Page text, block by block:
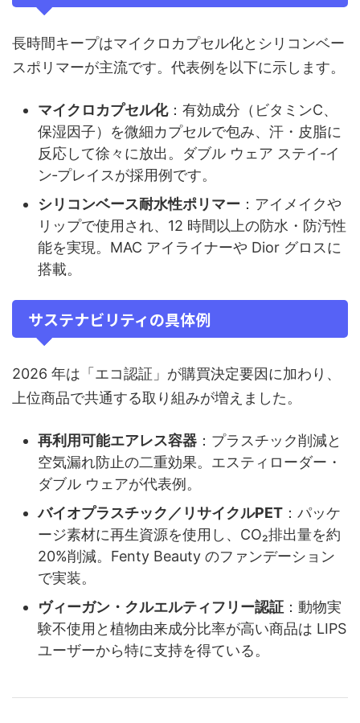
長時間キープはマイクロカプセル化とシリコンベー
スポリマーが主流です。代表例を以下に示します。
マイクロカプセル化：有効成分（ビタミンC、
保湿因子）を微細カプセルで包み、汗・皮脂に
反応して徐々に放出。ダブル ウェア ステイ‑イ
ン‑プレイスが採用例です。
シリコンベース耐水性ポリマー ：アイメイクや
リップで使用され、12 時間以上の防水・防汚性
能を実現。MAC アイライナーや Dior グロスに
搭載。
サステナビリティの具体例
2026 年は「エコ認証」が購買決定要因に加わり、
上位商品で共通する取り組みが増えました。
再利用可能エアレス容器 ：プラスチック削減と
空気漏れ防止の二重効果。エスティローダー・
ダブル ウェアが代表例。
バイオプラスチック／リサイクルPET ：パッケ
ージ素材に再生資源を使用し、CO₂排出量を約
20%削減。Fenty Beauty のファンデーション
で実装。
ヴィーガン・クルエルティフリー認証 ：動物実
験不使用と植物由来成分比率が高い商品は LIPS
ユーザーから特に支持を得ている。